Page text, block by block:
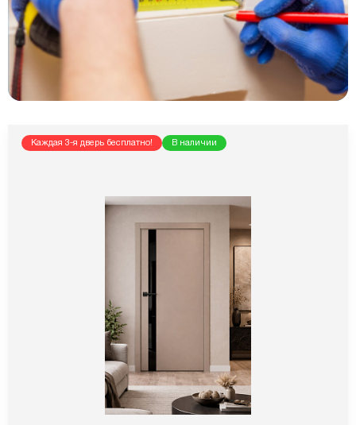
Каждая 3-я дверь бесплатно! В наличии